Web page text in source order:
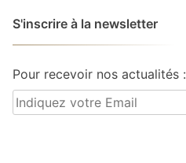
S'inscrire à la newsletter
Pour recevoir nos actualités :